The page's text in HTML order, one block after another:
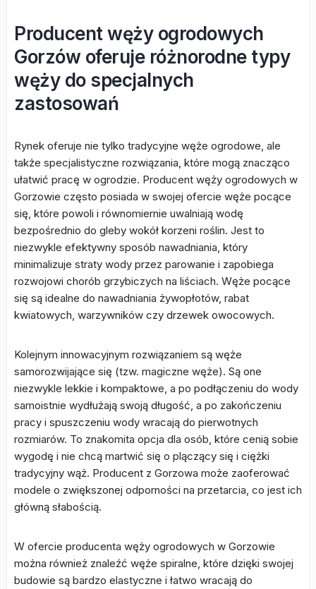
Producent węży ogrodowych
Gorzów oferuje różnorodne typy
węży do specjalnych
zastosowań
Rynek oferuje nie tylko tradycyjne węże ogrodowe, ale
także specjalistyczne rozwiązania, które mogą znacząco
ułatwić pracę w ogrodzie. Producent węży ogrodowych w
Gorzowie często posiada w swojej ofercie węże pocące
się, które powoli i równomiernie uwalniają wodę
bezpośrednio do gleby wokół korzeni roślin. Jest to
niezwykle efektywny sposób nawadniania, który
minimalizuje straty wody przez parowanie i zapobiega
rozwojowi chorób grzybiczych na liściach. Węże pocące
się są idealne do nawadniania żywopłotów, rabat
kwiatowych, warzywników czy drzewek owocowych.
Kolejnym innowacyjnym rozwiązaniem są węże
samorozwijające się (tzw. magiczne węże). Są one
niezwykle lekkie i kompaktowe, a po podłączeniu do wody
samoistnie wydłużają swoją długość, a po zakończeniu
pracy i spuszczeniu wody wracają do pierwotnych
rozmiarów. To znakomita opcja dla osób, które cenią sobie
wygodę i nie chcą martwić się o plączący się i ciężki
tradycyjny wąż. Producent z Gorzowa może zaoferować
modele o zwiększonej odporności na przetarcia, co jest ich
główną słabością.
W ofercie producenta węży ogrodowych w Gorzowie
można również znaleźć węże spiralne, które dzięki swojej
budowie są bardzo elastyczne i łatwo wracają do